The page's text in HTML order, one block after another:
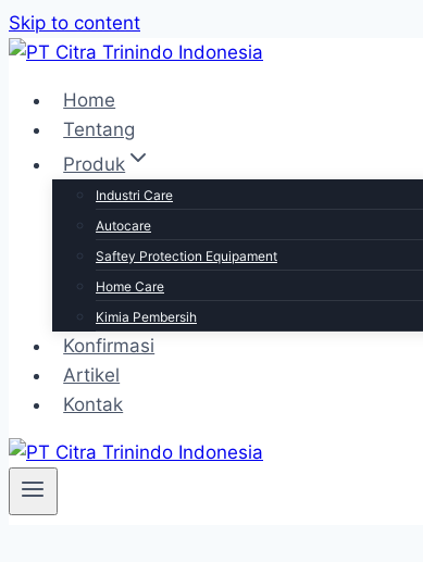
Skip to content
Home
Tentang
Produk
Industri Care
Autocare
Saftey Protection Equipament
Home Care
Kimia Pembersih
Konfirmasi
Artikel
Kontak